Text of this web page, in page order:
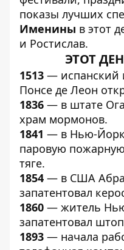
показы лучших
Именины в этот
и Ростислав.
ЭТОТ
1513 — испанский
Понсе де Леон
1836 — в штате
храм мормонов.
1841 — в Нью-
паровую
тяге.
1854 — в США
запатентовал
1860 — житель
запатентовал
1893 — начала